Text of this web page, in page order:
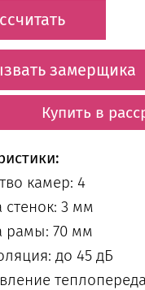
замерщика
Купить в
камер: 4
3 мм
рамы: 70 мм
до 45 дБ